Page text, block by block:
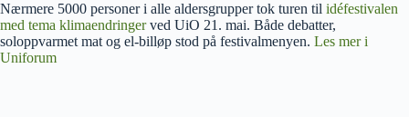
Nærmere 5000 personer i alle aldersgrupper tok turen til idéfestivalen
med tema klimaendringerved UiO 21. mai. Både debatter,
soloppvarmet mat og el-billøp stod på festivalmenyen. Les mer i
Uniforum